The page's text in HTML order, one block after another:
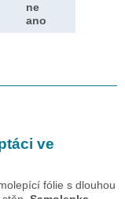
ne
ano
ve
fólie s dlouhou